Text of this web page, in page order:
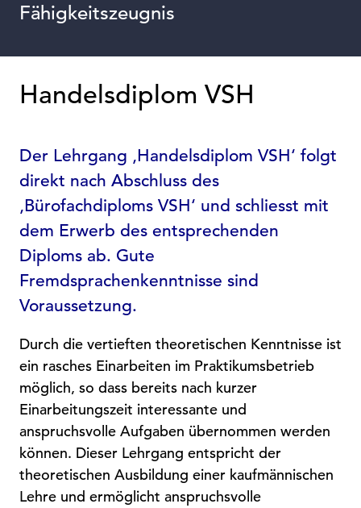
Fähigkeitszeugnis
Handelsdiplom VSH
Der Lehrgang ‚Handelsdiplom VSH‘ folgt
direkt nach Abschluss des
‚Bürofachdiploms VSH‘ und schliesst mit
dem Erwerb des entsprechenden
Diploms ab. Gute
Fremdsprachenkenntnisse sind
Voraussetzung.
Durch die vertieften theoretischen Kenntnisse ist
ein rasches Einarbeiten im Praktikumsbetrieb
möglich, so dass bereits nach kurzer
Einarbeitungszeit interessante und
anspruchsvolle Aufgaben übernommen werden
können. Dieser Lehrgang entspricht der
theoretischen Ausbildung einer kaufmännischen
Lehre und ermöglicht anspruchsvolle